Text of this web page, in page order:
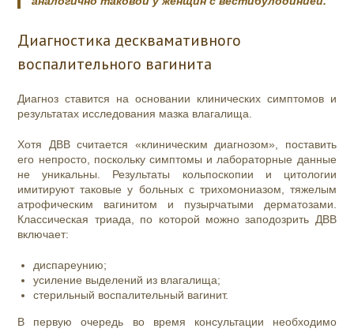
Диагностика десквамативного
воспалительного вагинита
Диагноз ставится на основании клинических симптомов и
результатах исследования мазка влагалища.
Хотя ДВВ считается «клиническим диагнозом», поставить
его непросто, поскольку симптомы и лабораторные данные
не уникальны. Результаты кольпоскопии и цитологии
имитируют таковые у больных с трихомониазом, тяжелым
атрофическим вагинитом и пузырчатыми дерматозами.
Классическая триада, по которой можно заподозрить ДВВ
включает:
диспареунию;
усиление выделений из влагалища;
стерильный воспалительный вагинит.
В первую очередь во время консультации необходимо